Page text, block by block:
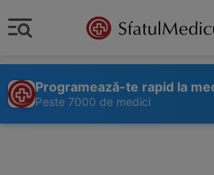
Programează-te rapid la
Peste 7000 de medici